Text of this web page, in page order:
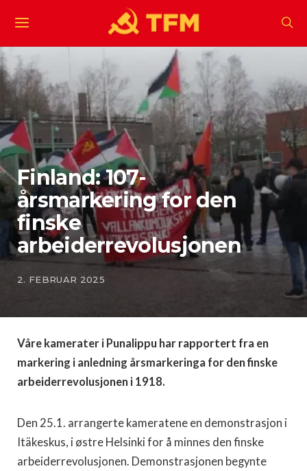
Finland: 107-
årsmarkering for den
finske
arbeiderrevolusjonen
2. FEBRUAR 2025
Våre kamerater i Punalippu har rapportert fra en
markering i anledning årsmarkeringa for den finske
arbeiderrevolusjonen i 1918.
Den 25.1. arrangerte kameratene en demonstrasjon i
Itäkeskus, i østre Helsinki for å minnes den finske
arbeiderrevolusjonen. Demonstrasjonen begynte